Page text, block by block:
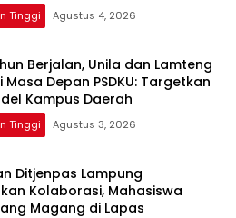
Tinggi Agustus 4, 2026
Berjalan, Unila dan Lamteng
Masa Depan PSDKU: Targetkan
Kampus Daerah
Tinggi Agustus 3, 2026
Ditjenpas Lampung
Kolaborasi, Mahasiswa
Magang di Lapas